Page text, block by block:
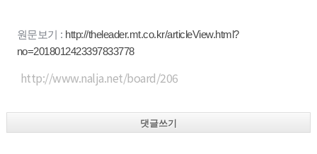
원문보기 : http://theleader.mt.co.kr/articleView.html?
no=2018012423397833778
http://www.nalja.net/board/206
댓글쓰기